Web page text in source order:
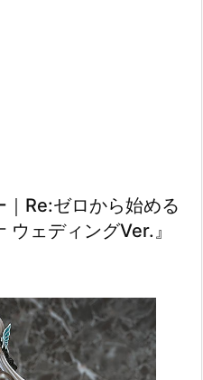
Re:ゼロから始める
ェディングVer.』